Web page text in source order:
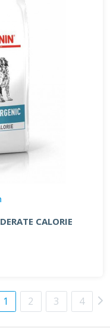
CALORIE
1 2 3 4